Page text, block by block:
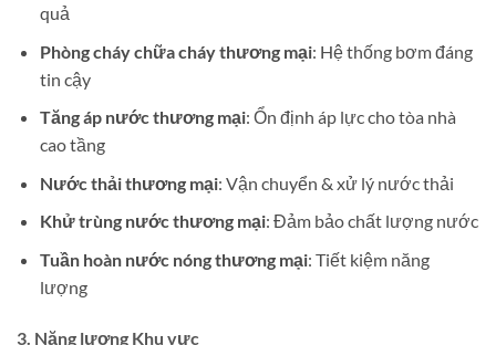
quả
Phòng cháy chữa cháy thương mại: Hệ thống bơm đáng
tin cậy
Tăng áp nước thương mại: Ổn định áp lực cho tòa nhà
cao tầng
Nước thải thương mại: Vận chuyển & xử lý nước thải
Khử trùng nước thương mại: Đảm bảo chất lượng nước
Tuần hoàn nước nóng thương mại: Tiết kiệm năng
lượng
3. Năng lượng Khu vực